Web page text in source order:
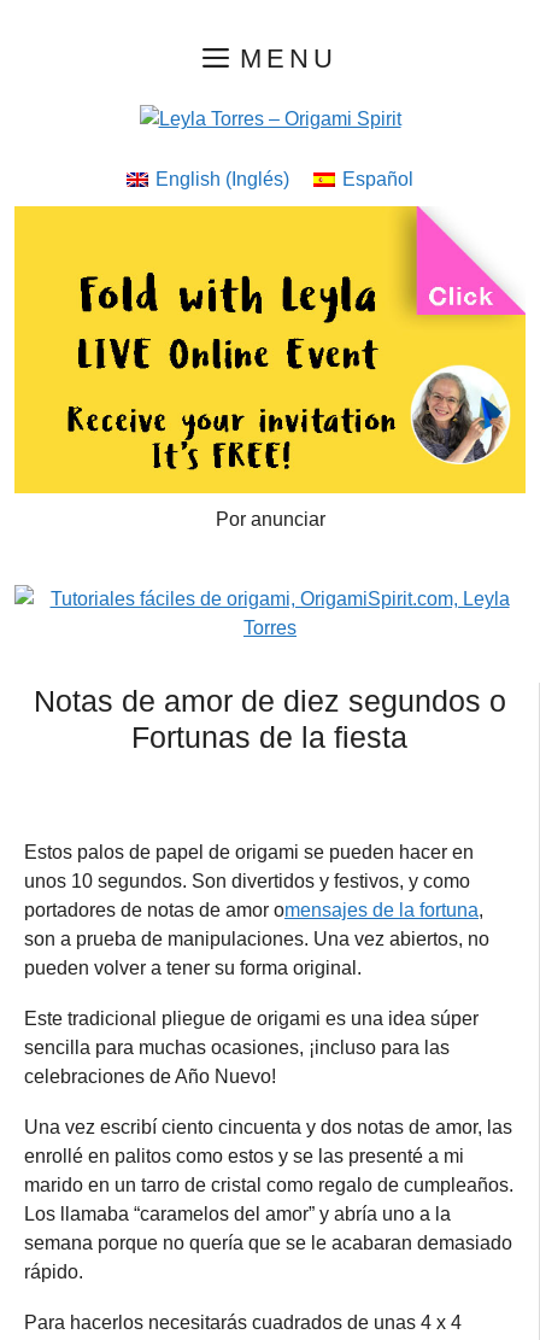
MENU
English ( Inglés) Español
Por anunciar
Notas de amor de diez segundos o
Fortunas de la fiesta
Estos palos de papel de origami se pueden hacer en
unos 10 segundos. Son divertidos y festivos, y como
portadores de notas de amor omensajes de la fortuna,
son a prueba de manipulaciones. Una vez abiertos, no
pueden volver a tener su forma original.
Este tradicional pliegue de origami es una idea súper
sencilla para muchas ocasiones, ¡incluso para las
celebraciones de Año Nuevo!
Una vez escribí ciento cincuenta y dos notas de amor, las
enrollé en palitos como estos y se las presenté a mi
marido en un tarro de cristal como regalo de cumpleaños.
Los llamaba “caramelos del amor” y abría uno a la
semana porque no quería que se le acabaran demasiado
rápido.
Para hacerlos necesitarás cuadrados de unas 4 x 4